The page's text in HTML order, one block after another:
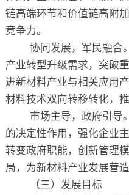
链高端环节和价值链高附
竞争力。
协同发展，军民融合。
产业转型升级需求，突破
进新材料产业与相关应用
材料技术双向转移转化，
市场主导，政府引导。
的决定性作用，强化企业
转变政府职能，创新管理
局，为新材料产业发展营造
（三）发展目标